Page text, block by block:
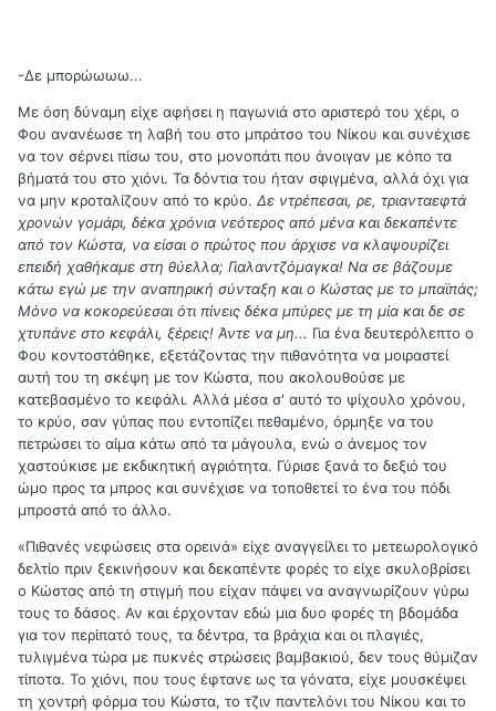
-Δε μπορώωωω...
Με όση δύναμη είχε αφήσει η παγωνιά στο αριστερό του χέρι, ο
Φου ανανέωσε τη λαβή του στο μπράτσο του Νίκου και συνέχισε
να τον σέρνει πίσω του, στο μονοπάτι που άνοιγαν με κόπο τα
βήματά του στο χιόνι. Τα δόντια του ήταν σφιγμένα, αλλά όχι για
να μην κροταλίζουν από το κρύο. Δε ντρέπεσαι, ρε, τριανταεφτά
χρονών γομάρι, δέκα χρόνια νεότερος από μένα και δεκαπέντε
από τον Κώστα, να είσαι ο πρώτος που άρχισε να κλαψουρίζει
επειδή χαθήκαμε στη θύελλα; Γιαλαντζόμαγκα! Να σε βάζουμε
κάτω εγώ με την αναπηρική σύνταξη και ο Κώστας με το μπαϊπάς;
Μόνο να κοκορεύεσαι ότι πίνεις δέκα μπύρες με τη μία και δε σε
χτυπάνε στο κεφάλι, ξέρεις! Άντε να μη... Για ένα δευτερόλεπτο ο
Φου κοντοστάθηκε, εξετάζοντας την πιθανότητα να μοιραστεί
αυτή του τη σκέψη με τον Κώστα, που ακολουθούσε με
κατεβασμένο το κεφάλι. Αλλά μέσα σ' αυτό το ψίχουλο χρόνου,
το κρύο, σαν γύπας που εντοπίζει πεθαμένο, όρμηξε να του
πετρώσει το αίμα κάτω από τα μάγουλα, ενώ ο άνεμος τον
χαστούκισε με εκδικητική αγριότητα. Γύρισε ξανά το δεξιό του
ώμο προς τα μπρος και συνέχισε να τοποθετεί το ένα του πόδι
μπροστά από το άλλο.
«Πιθανές νεφώσεις στα ορεινά» είχε αναγγείλει το μετεωρολογικό
δελτίο πριν ξεκινήσουν και δεκαπέντε φορές το είχε σκυλοβρίσει
ο Κώστας από τη στιγμή που είχαν πάψει να αναγνωρίζουν γύρω
τους το δάσος. Αν και έρχονταν εδώ μια δυο φορές τη βδομάδα
για τον περίπατό τους, τα δέντρα, τα βράχια και οι πλαγιές,
τυλιγμένα τώρα με πυκνές στρώσεις βαμβακιού, δεν τους θύμιζαν
τίποτα. Το χιόνι, που τους έφτανε ως τα γόνατα, είχε μουσκέψει
τη χοντρή φόρμα του Κώστα, το τζιν παντελόνι του Νίκου και το